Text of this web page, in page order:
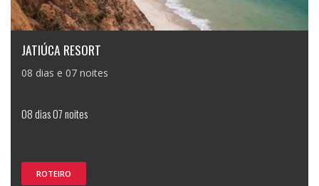
JATIÚCA RESORT
08 dias e 07 noites
08 dias 07 noites
ROTEIRO